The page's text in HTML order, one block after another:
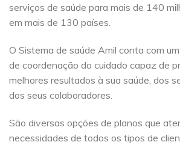
serviços de saúde para mais de 140
em mais de 130 países.
O Sistema de saúde Amil conta com
de coordenação do cuidado capaz de
melhores resultados à sua saúde, dos
dos seus colaboradores.
São diversas opções de planos que
necessidades de todos os tipos de